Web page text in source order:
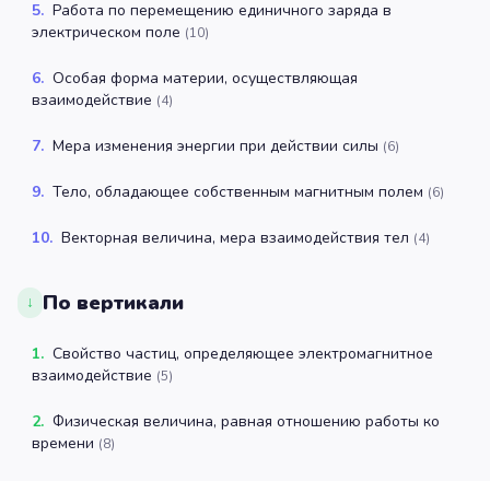
5. Работа по перемещению единичного заряда в
электрическом поле (10)
6. Особая форма материи, осуществляющая
взаимодействие (4)
7. Мера изменения энергии при действии силы (6)
9. Тело, обладающее собственным магнитным полем (6)
10. Векторная величина, мера взаимодействия тел (4)
↓ По вертикали
1. Свойство частиц, определяющее электромагнитное
взаимодействие (5)
2. Физическая величина, равная отношению работы ко
времени (8)